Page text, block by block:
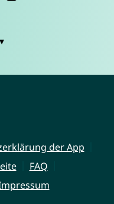
der App
FAQ